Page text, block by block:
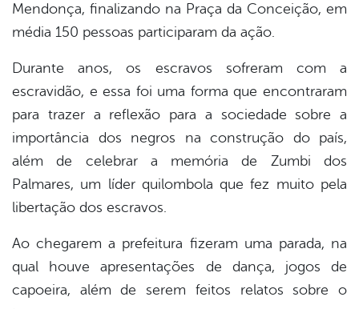
Mendonça, finalizando na Praça da Conceição, em
média 150 pessoas participaram da ação.
Durante anos, os escravos sofreram com a
escravidão, e essa foi uma forma que encontraram
para trazer a reflexão para a sociedade sobre a
importância dos negros na construção do país,
além de celebrar a memória de Zumbi dos
Palmares, um líder quilombola que fez muito pela
libertação dos escravos.
Ao chegarem a prefeitura fizeram uma parada, na
qual houve apresentações de dança, jogos de
capoeira, além de serem feitos relatos sobre o